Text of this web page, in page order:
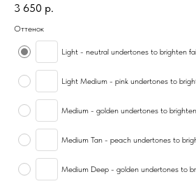
3 650 р.
Оттенок
Light - neutral undertones to brighten
Medium - golden undertones to
Medium Tan - peach undertones to